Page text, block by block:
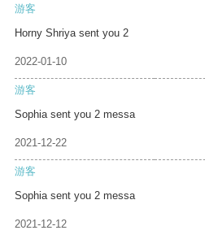
游客
Horny Shriya sent you 2
2022-01-10
游客
Sophia sent you 2 messa
2021-12-22
游客
Sophia sent you 2 messa
2021-12-12